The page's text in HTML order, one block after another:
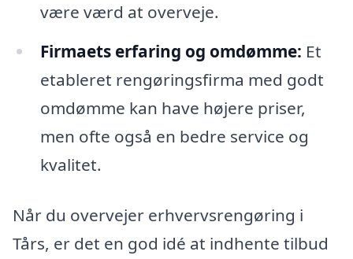
være værd at overveje.
Firmaets erfaring og omdømme: Et
etableret rengøringsfirma med godt
omdømme kan have højere priser,
men ofte også en bedre service og
kvalitet.
Når du overvejer erhvervsrengøring i
Tårs, er det en god idé at indhente tilbud